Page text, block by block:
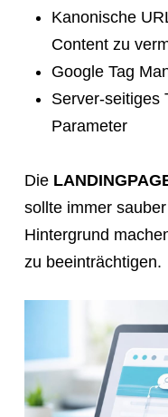
Kanonische
Content zu
Google Tag
Server-seitiges
Parameter
Die
sollte immer
Hintergrund
zu beeinträchtigen.